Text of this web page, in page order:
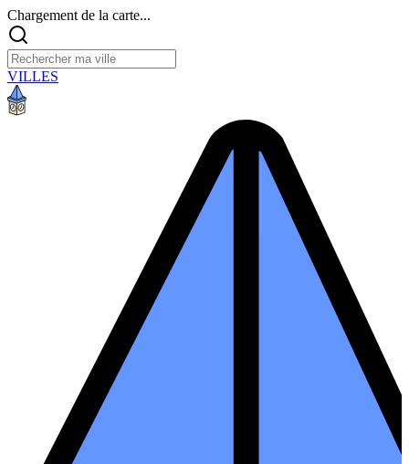
Chargement de la carte...
VILLES